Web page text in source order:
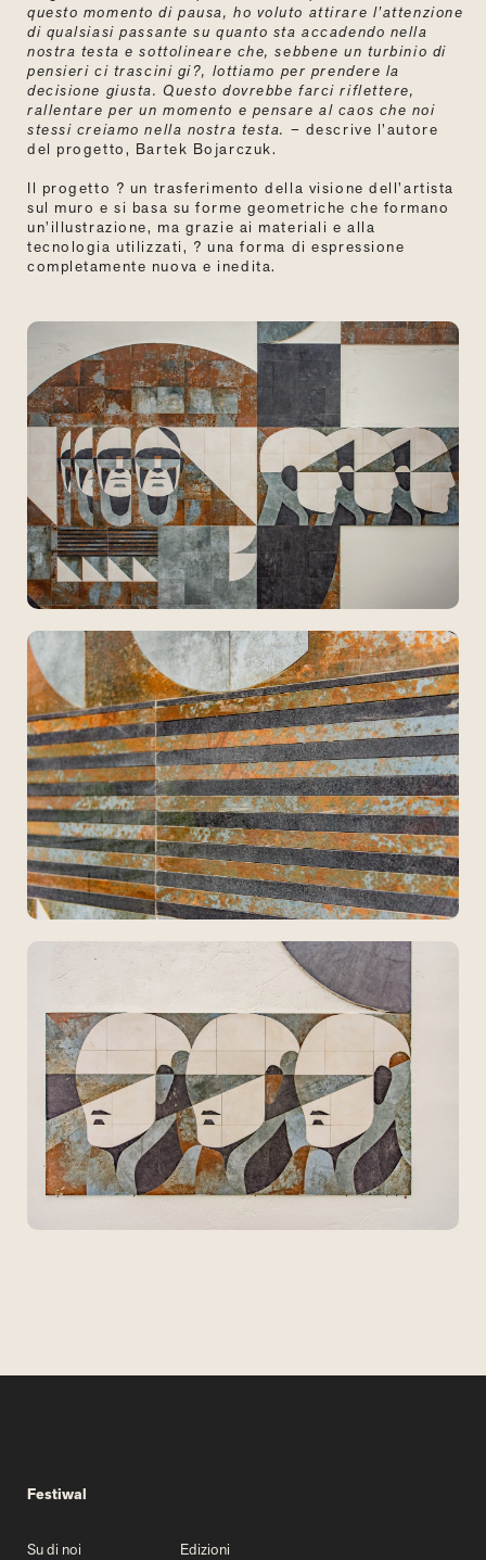
questo momento di pausa, ho voluto attirare l’attenzione
di qualsiasi passante su quanto sta accadendo nella
nostra testa e sottolineare che, sebbene un turbinio di
pensieri ci trascini gi?, lottiamo per prendere la
decisione giusta. Questo dovrebbe farci riflettere,
rallentare per un momento e pensare al caos che noi
stessi creiamo nella nostra testa. – descrive l’autore
del progetto, Bartek Bojarczuk.
Il progetto ? un trasferimento della visione dell’artista
sul muro e si basa su forme geometriche che formano
un’illustrazione, ma grazie ai materiali e alla
tecnologia utilizzati, ? una forma di espressione
completamente nuova e inedita.
Festiwal
Su di noi Edizioni